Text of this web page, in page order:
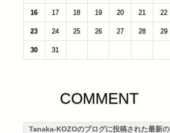
16 17 18 19 20 21 22
23 24 25 26 27 28 29
30 31
COMMENT
Tanaka-KOZOのブログに投稿された最新の